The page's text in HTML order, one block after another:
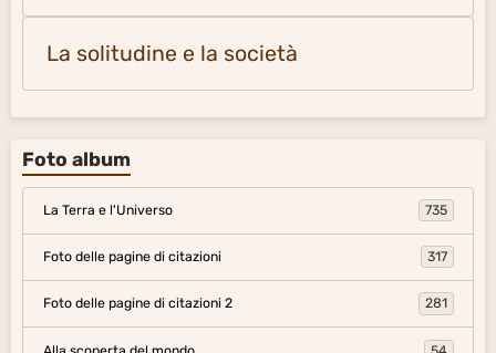
La solitudine e la società
Foto album
La Terra e l'Universo 735
Foto delle pagine di citazioni 317
Foto delle pagine di citazioni 2 281